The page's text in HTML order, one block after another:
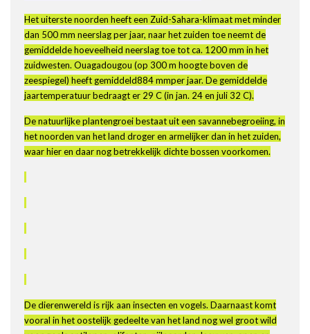
Het uiterste noorden heeft een Zuid-Sahara-klimaat met minder
dan 500 mm neerslag per jaar, naar het zuiden toe neemt de
gemiddelde hoeveelheid neerslag toe tot ca. 1200 mm in het
zuidwesten. Ouagadougou (op 300 m hoogte boven de
zeespiegel) heeft gemiddeld884 mmper jaar. De gemiddelde
jaartemperatuur bedraagt er 29 C (in jan. 24 en juli 32 C).
De natuurlijke plantengroei bestaat uit een savannebegroeiing, in
het noorden van het land droger en armelijker dan in het zuiden,
waar hier en daar nog betrekkelijk dichte bossen voorkomen.
De dierenwereld is rijk aan insecten en vogels. Daarnaast komt
vooral in het oostelijk gedeelte van het land nog wel groot wild